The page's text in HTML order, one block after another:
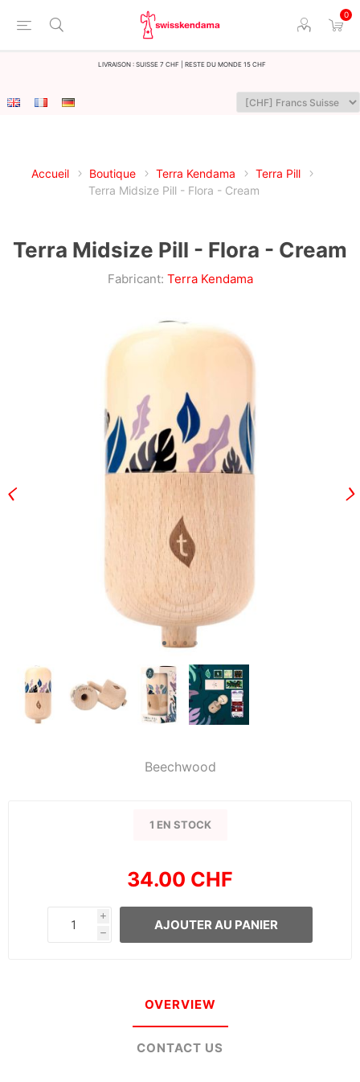
0
LIvraison : Suisse 7 CHF | Reste du monde 15 CHF
Accueil Boutique Terra Kendama
Terra Pill
Terra Midsize Pill - Flora - Cream
Terra Midsize Pill - Flora - Cream
Fabricant: Terra Kendama
Beechwood
1 EN STOCK
34.00 CHF
i
h
AJOUTER AU PANIER
OVERVIEW
CONTACT US